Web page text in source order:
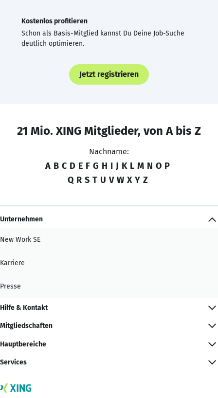
Kostenlos profitieren
Schon als Basis-Mitglied kannst Du Deine Job-Suche
deutlich optimieren.
Jetzt registrieren
21 Mio. XING Mitglieder, von A bis Z
Nachname:
A B C D E F G H I J K L M N O P
Q R S T U V W X Y Z
Unternehmen
New Work SE
Karriere
Presse
Hilfe & Kontakt
Mitgliedschaften
Hauptbereiche
Services